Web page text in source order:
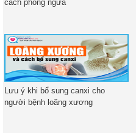
cách phòng ngừa
Lưu ý khi bổ sung canxi cho
người bệnh loãng xương